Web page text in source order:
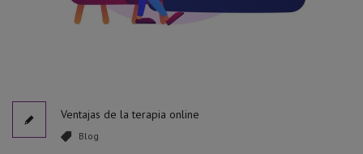
Ventajas de la terapia online
Blog